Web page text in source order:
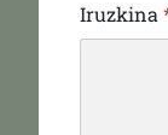
Iruzkina